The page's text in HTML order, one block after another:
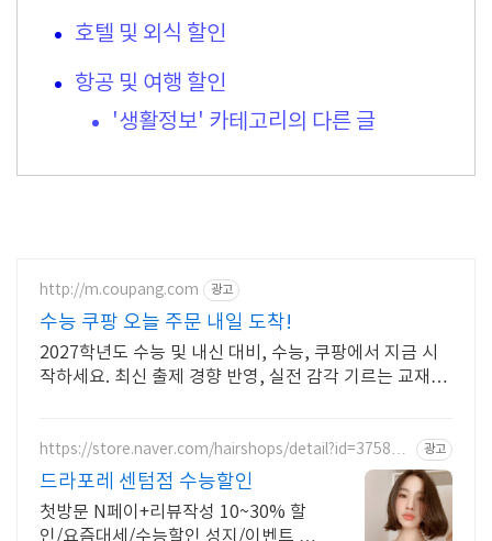
호텔 및 외식 할인
항공 및 여행 할인
'생활정보' 카테고리의 다른 글
http://m.coupang.com 광고
수능 쿠팡 오늘 주문 내일 도착!
2027학년도 수능 및 내신 대비, 수능, 쿠팡에서 지금 시
작하세요. 최신 출제 경향 반영, 실전 감각 기르는 교재를
https://store.naver.com/hairshops/detail?id=375844
광고
드라포레 센텀점 수능할인
첫방문 N페이+리뷰작성 10~30% 할
인/요즘대세/수능할인 성지/이벤트 진